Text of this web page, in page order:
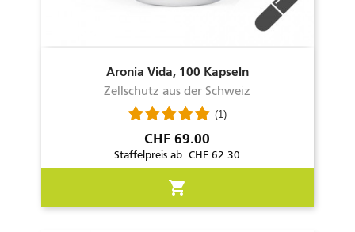
Aronia Vida, 100 Kapseln
Zellschutz aus der Schweiz
(1)
Preis
CHF 69.00
Staffelpreis ab CHF 62.30
shopping_cart